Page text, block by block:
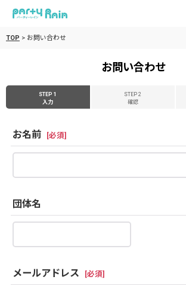
TOP > お問い合わせ
お問い合わせ
STEP 1
入力
STEP 2
確認
お名前 [必須]
団体名
メールアドレス [必須]